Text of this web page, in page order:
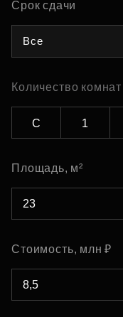
Срок сдачи
Все
Количество комнат
С 1
Площадь, м²
Стоимость, млн ₽